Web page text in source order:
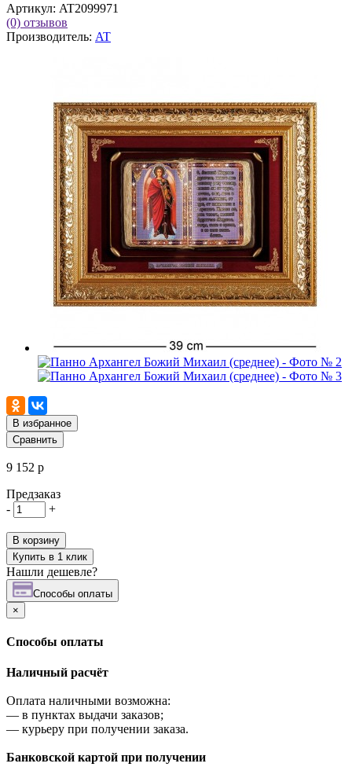
Артикул: AT2099971
(0) отзывов
Производитель: AT
В избранное
Сравнить
9 152 р
Предзаказ
-
+
В корзину
Купить в 1 клик
Нашли дешевле?
Cпособы оплаты
×
Cпособы оплаты
Наличный расчёт
Оплата наличными возможна:
— в пунктах выдачи заказов;
— курьеру при получении заказа.
Банковской картой при получении